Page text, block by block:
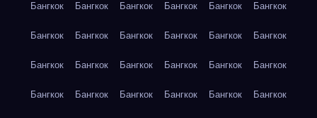
Бангкок Бангкок Бангкок Бангкок Бангкок Бангкок
Бангкок Бангкок Бангкок Бангкок Бангкок Бангкок
Бангкок Бангкок Бангкок Бангкок Бангкок Бангкок
Бангкок Бангкок Бангкок Бангкок Бангкок Бангкок